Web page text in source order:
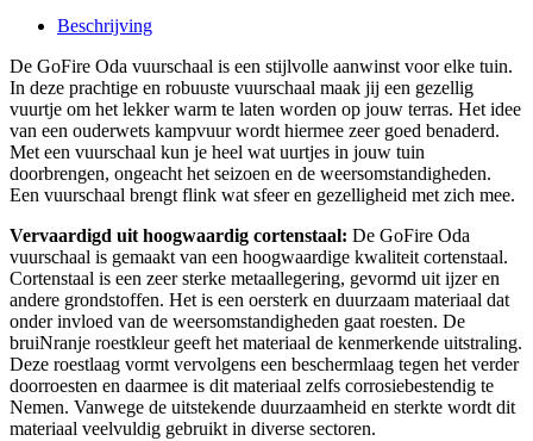
Beschrijving
De GoFire Oda vuurschaal is een stijlvolle aanwinst voor elke tuin.
In deze prachtige en robuuste vuurschaal maak jij een gezellig
vuurtje om het lekker warm te laten worden op jouw terras. Het idee
van een ouderwets kampvuur wordt hiermee zeer goed benaderd.
Met een vuurschaal kun je heel wat uurtjes in jouw tuin
doorbrengen, ongeacht het seizoen en de weersomstandigheden.
Een vuurschaal brengt flink wat sfeer en gezelligheid met zich mee.
Vervaardigd uit hoogwaardig cortenstaal: De GoFire Oda
vuurschaal is gemaakt van een hoogwaardige kwaliteit cortenstaal.
Cortenstaal is een zeer sterke metaallegering, gevormd uit ijzer en
andere grondstoffen. Het is een oersterk en duurzaam materiaal dat
onder invloed van de weersomstandigheden gaat roesten. De
bruiNranje roestkleur geeft het materiaal de kenmerkende uitstraling.
Deze roestlaag vormt vervolgens een beschermlaag tegen het verder
doorroesten en daarmee is dit materiaal zelfs corrosiebestendig te
Nemen. Vanwege de uitstekende duurzaamheid en sterkte wordt dit
materiaal veelvuldig gebruikt in diverse sectoren.